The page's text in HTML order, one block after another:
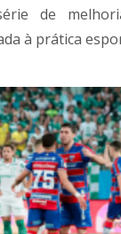
de
à prática